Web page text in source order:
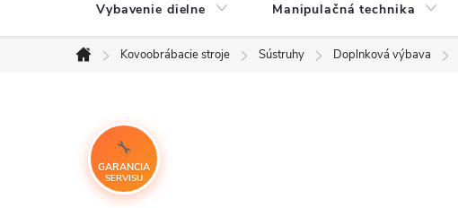
Vybavenie dielne Manipulačná technika
Domov
Kovoobrábacie stroje Sústruhy Doplnková výbava
GARANCIA
SERVISU